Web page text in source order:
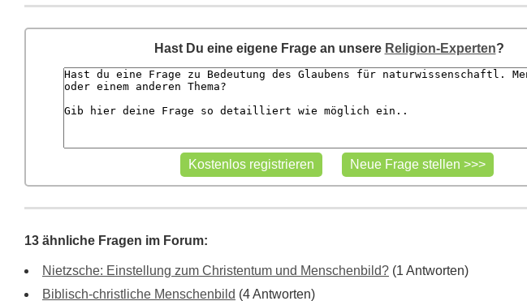
Hast Du eine eigene Frage an unsere Religion-Experten?
13 ähnliche Fragen im Forum:
Nietzsche: Einstellung zum Christentum und Menschenbild? (1 Antworten)
Biblisch-christliche Menschenbild (4 Antworten)